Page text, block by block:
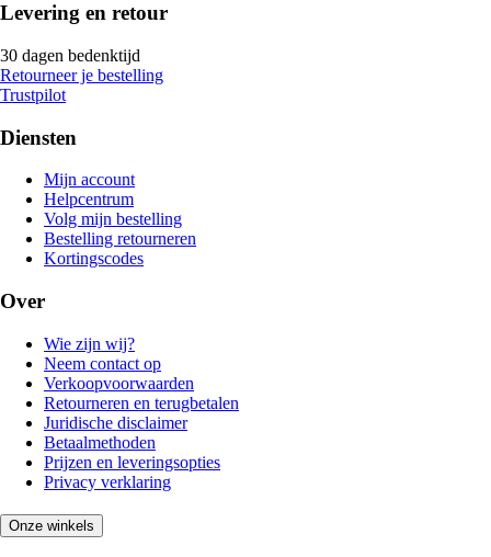
Levering en retour
30 dagen bedenktijd
Retourneer je bestelling
Trustpilot
Diensten
Mijn account
Helpcentrum
Volg mijn bestelling
Bestelling retourneren
Kortingscodes
Over
Wie zijn wij?
Neem contact op
Verkoopvoorwaarden
Retourneren en terugbetalen
Juridische disclaimer
Betaalmethoden
Prijzen en leveringsopties
Privacy verklaring
Onze winkels